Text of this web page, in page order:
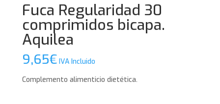
Fuca Regularidad 30
comprimidos bicapa.
Aquilea
9,65€ IVA Incluido
Complemento alimenticio dietética.